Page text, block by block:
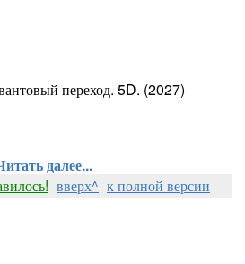
переход. 5D. (2027)
далее...
вверх^ к полной версии